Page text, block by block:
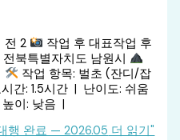
전 2
작업 후 대표작업 후
전북특별자치도 남원시
작업 항목: 벌초 (잔디/잡
간: 1.5시간 | 난이도: 쉬움
높이: 낮음 |
행 완료 — 2026.05 더 읽기"